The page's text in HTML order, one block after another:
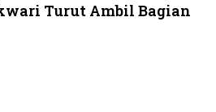
Turut Ambil Bagian